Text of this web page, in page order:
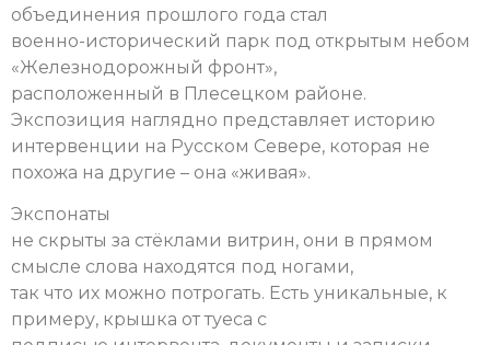
объединения прошлого года стал
военно-исторический парк под открытым небом
«Железнодорожный фронт»,
расположенный в Плесецком районе.
Экспозиция наглядно представляет историю
интервенции на Русском Севере, которая не
похожа на другие – она «живая».
Экспонаты
не скрыты за стёклами витрин, они в прямом
смысле слова находятся под ногами,
так что их можно потрогать. Есть уникальные, к
примеру, крышка от туеса с